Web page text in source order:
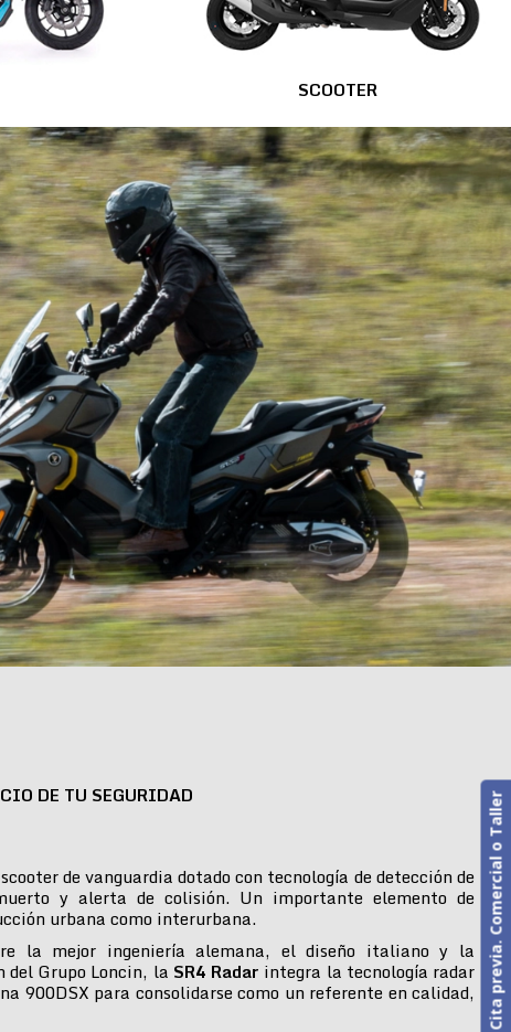
SCOOTER
DE TU SEGURIDAD
de vanguardia dotado con tecnología de detección de
y alerta de colisión. Un importante elemento de
urbana como interurbana.
la mejor ingeniería alemana, el diseño italiano y la
Grupo Loncin, la SR4 Radar integra la tecnología radar
900DSX para consolidarse como un referente en calidad, Cita previa. Comercial o Taller